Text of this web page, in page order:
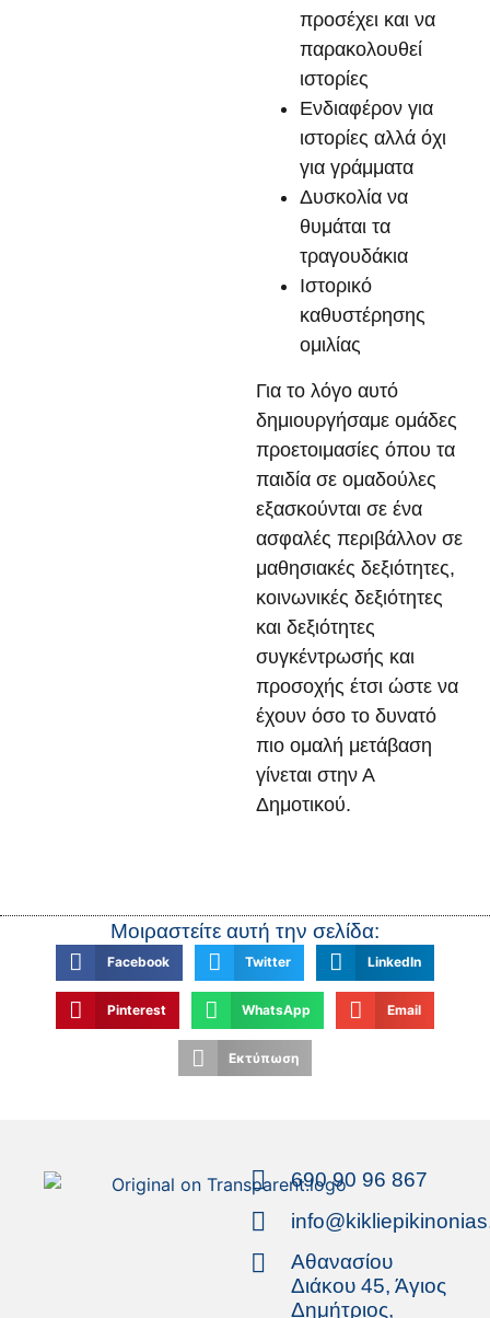
προσέχει και να
παρακολουθεί
ιστορίες
Ενδιαφέρον για
ιστορίες αλλά όχι
για γράμματα
Δυσκολία να
θυμάται τα
τραγουδάκια
Ιστορικό
καθυστέρησης
ομιλίας
Για το λόγο αυτό
δημιουργήσαμε ομάδες
προετοιμασίες όπου τα
παιδία σε ομαδούλες
εξασκούνται σε ένα
ασφαλές περιβάλλον σε
μαθησιακές δεξιότητες,
κοινωνικές δεξιότητες
και δεξιότητες
συγκέντρωσής και
προσοχής έτσι ώστε να
έχουν όσο το δυνατό
πιο ομαλή μετάβαση
γίνεται στην Α
Δημοτικού.
Μοιραστείτε αυτή την σελίδα:
Facebook Twitter LinkedIn
Pinterest WhatsApp Email
Εκτύπωση
690 90 96 867
Αθανασίου
Διάκου 45, Άγιος
Δημήτριος,